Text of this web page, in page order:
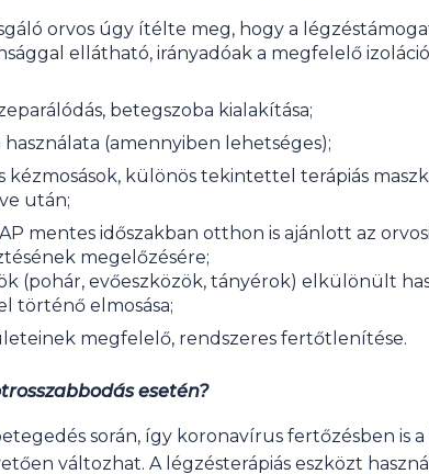
orvos úgy ítélte meg, hogy a
ellátható, irányadóak a megfelelő
betegszoba kialakítása;
(amennyiben lehetséges);
kézmosások, különös tekintettel terápiás
után;
mentes időszakban otthon is ajánlott az
megelőzésére;
(pohár, evőeszközök, tányérok) elkülönült
történő elmosása;
megfelelő, rendszeres fertőtlenítése.
esetén?
során, így koronavírus fertőzésben is
változhat. A légzésterápiás eszközt